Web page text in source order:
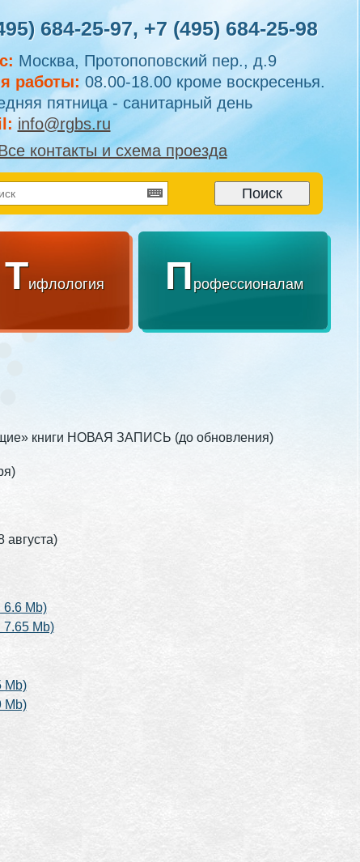
684-25-97, +7 (495) 684-25-98
Москва, Протопоповский пер., д.9
работы: 08.00-18.00 кроме воскресенья.
пятница - санитарный день
info@rgbs.ru
контакты и схема проезда
Тифлология Профессионалам
книги НОВАЯ ЗАПИСЬ (до обновления)
6.6 Mb)
7.65 Mb)
Mb)
Mb)